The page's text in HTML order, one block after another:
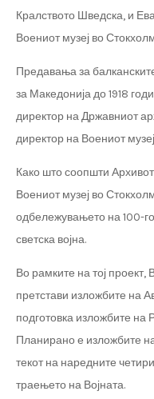
Кралството Шведска, и
Воениот музеј во
Предавања за
за Македонија до 1918
директор на Државниот
директор на Воениот
Како што соопшти
Воениот музеј во
одбележувањето на 100-
светска војна.
Во рамките на тој проект,
претстави изложбите на
подготовка изложбите на
Планирано е изложбите
текот на наредните
траењето на Војната.